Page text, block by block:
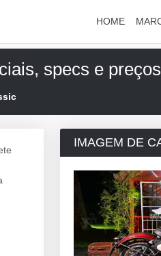
HOME
specs e
IMAGEM DE